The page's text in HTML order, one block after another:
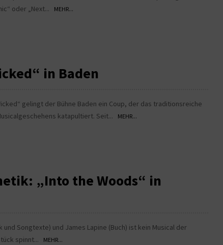
oder „Next...
MEHR...
in Baden
gelingt der Bühne Baden ein Coup, der das traditionsreiche
katapultiert. Seit...
MEHR...
„Into the Woods“ in
Songtexte) und James Lapine (Buch) ist kein Musical der
spinnt...
MEHR...